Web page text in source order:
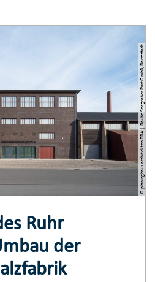
© planinghaus architekten BDA | Daube Seegräber PartG mbB, Darmstadt
Ruhr
der